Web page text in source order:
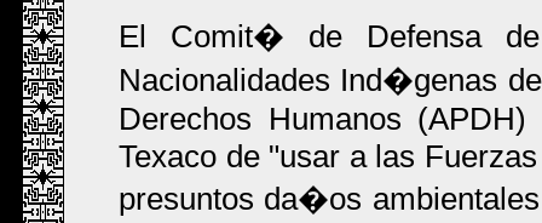
El Comit� de Defensa
Nacionalidades Ind�genas
Derechos Humanos
Texaco de "usar a las
presuntos da�os